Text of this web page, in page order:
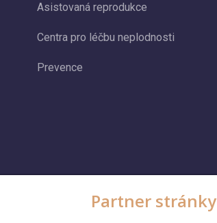
Asistovaná reprodukce
Centra pro léčbu neplodnosti
Prevence
Partner stránky